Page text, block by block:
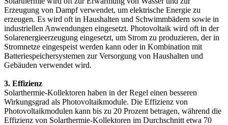
Erzeugung von Dampf verwendet, um elektrische Energie zu
erzeugen. Es wird oft in Haushalten und Schwimmbädern sowie in
industriellen Anwendungen eingesetzt. Photovoltaik wird oft in der
Solarenergieerzeugung eingesetzt, um Strom zu produzieren, der in
Stromnetze eingespeist werden kann oder in Kombination mit
Batteriespeichersystemen zur Versorgung von Haushalten und
Gebäuden verwendet wird.
3. Effizienz
Solarthermie-Kollektoren haben in der Regel einen besseren
Wirkungsgrad als Photovoltaikmodule. Die Effizienz von
Photovoltaikmodulen kann bis zu 20 Prozent betragen, während die
Effizienz von Solarthermie-Kollektoren im Durchschnitt etwa 70